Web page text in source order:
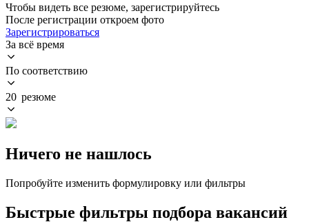
Чтобы видеть все резюме, зарегистрируйтесь
После регистрации откроем фото
Зарегистрироваться
За всё время
По соответствию
20 резюме
Ничего не нашлось
Попробуйте изменить формулировку или фильтры
Быстрые фильтры подбора вакансий